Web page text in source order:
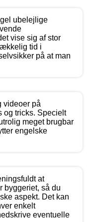
ubelejlige
vise sig af stor
tid i
på at man
videoer på
og tricks. Specielt
meget brugbar
engelske
at
byggeriet, så du
aspekt. Det kan
enkelt
eventuelle